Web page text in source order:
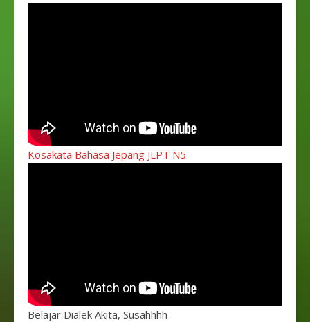
Kosakata Bahasa Jepang JLPT N5
Belajar Dialek Akita, Susahhhh